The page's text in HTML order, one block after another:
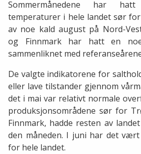
Sommermånedene har
temperaturer i hele landet sør
av noe kald august på Nord-
og Finnmark har hatt en
sammenliknet med
De valgte indikatorene for
eller lave tilstander gjennom
det i mai var relativt normale
produksjonsområdene sør for
Finnmark, hadde resten av
den måneden. I juni har det
for hele landet.